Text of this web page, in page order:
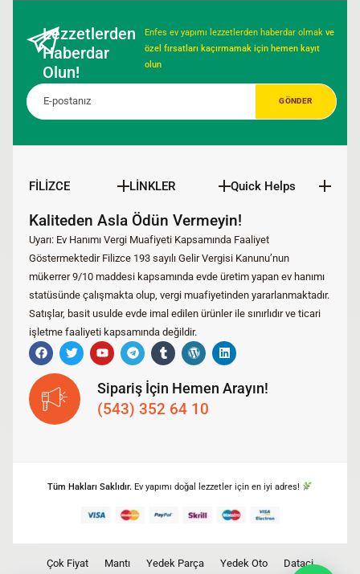
Lezzetlerden
Haberdar
Olun!
Enfes ev yapımı lezzetlerden haberdar olmak ve
özel fırsatları kaçırmamak için hemen kayıt
olun
FİLİZCE LİNKLER Quick Helps
Kaliteden Asla Ödün Vermeyin!
Uyarı: Ev Hanımı Vergi Muafiyeti Kapsamında Faaliyet
Göstermektedir Filizce 193 sayılı Gelir Vergisi Kanunu’nun
mükerrer 9/10 maddesi kapsamında evde üretim yapan ev hanımı
statüsünde çalışmakta olup, vergi muafiyetinden yararlanmaktadır.
Satışlar, basit usulde evde imal edilen ürünler ile sınırlıdır ve ticari
işletme faaliyeti kapsamında değildir.
Sipariş İçin Hemen Arayın!
(543) 352 64 10
Tüm Hakları Saklıdır. Ev yapımı doğal lezzetler için en iyi adres!
Çok Fiyat Mantı Yedek Parça Yedek Oto Dataci